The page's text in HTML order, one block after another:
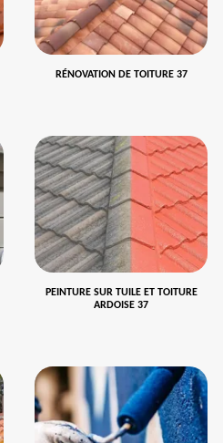
RÉNOVATION DE TOITURE 37
PEINTURE SUR TUILE ET TOITURE
ARDOISE 37